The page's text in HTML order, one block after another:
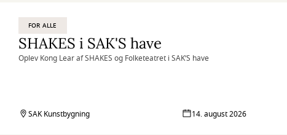
FOR ALLE
SHAKES i SAK'S have
Oplev Kong Lear af SHAKES og Folketeatret i SAK’S have
SAK Kunstbygning 14. august 2026